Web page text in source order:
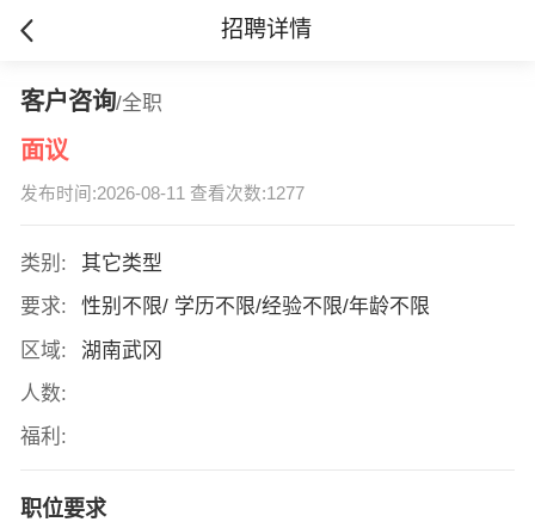
招聘详情
客户咨询/全职
面议
发布时间:2026-08-11 查看次数:1277
类别:
其它类型
要求:
性别不限/ 学历不限/经验不限/年龄不限
区域:
湖南武冈
人数:
福利:
职位要求